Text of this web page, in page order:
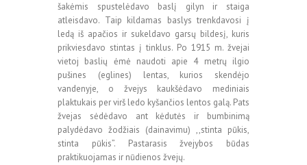
šakėmis spustelėdavo baslį gilyn ir staiga
atleisdavo. Taip kildamas baslys trenkdavosi į
ledą iš apačios ir sukeldavo garsų bildesį, kuris
prikviesdavo stintas į tinklus. Po 1915 m. žvejai
vietoj baslių ėmė naudoti apie 4 metrų ilgio
pušines (eglines) lentas, kurios skendėjo
vandenyje, o žvejys kaukšėdavo mediniais
plaktukais per virš ledo kyšančios lentos galą. Pats
žvejas sėdėdavo ant kėdutės ir bumbinimą
palydėdavo žodžiais (dainavimu) ,,stinta pūkis,
stinta pūkis”. Pastarasis žvejybos būdas
praktikuojamas ir nūdienos žvejų.